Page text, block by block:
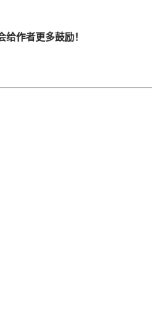
给作者更多鼓励！